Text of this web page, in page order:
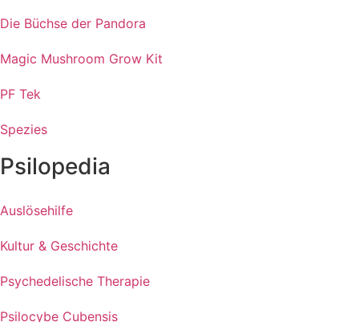
Die Büchse der Pandora
Magic Mushroom Grow Kit
PF Tek
Spezies
Psilopedia
Auslösehilfe
Kultur & Geschichte
Psychedelische Therapie
Psilocybe Cubensis